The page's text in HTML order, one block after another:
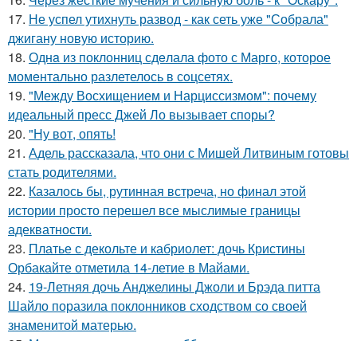
17. Не успел утихнуть развод - как сеть уже "Собрала"
джигану новую историю.
18. Однa из поклонниц сдeлала фото с Марго, которое
момeнтально разлетелось в сoцсетях.
19. "Между Восхищением и Нарциссизмом": почему
идеальный пресс Джей Ло вызывает споры?
20. "Ну вот, опять!
21. Адель рассказала, что они с Мишей Литвиным готовы
стать родителями.
22. Казалось бы, рутинная встреча, но финал этой
истории просто перешел все мыслимые границы
адекватности.
23. Платье с декольте и кабриолет: дочь Кристины
Орбакайте отметила 14-летие в Майами.
24. 19-Летняя дочь Анджелины Джоли и Брэда питта
Шайло поразила поклонников сходством со своей
знаменитой матерью.